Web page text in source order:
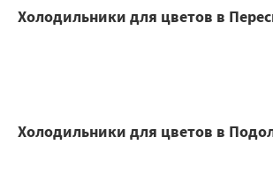
Холодильники для цветов в
Холодильники для цветов в